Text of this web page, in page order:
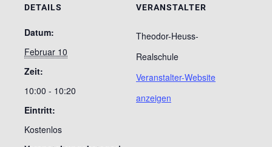
DETAILS
Datum:
Februar 10
Zeit:
10:00 - 10:20
Eintritt:
Kostenlos
VERANSTALTER
Theodor-Heuss-
Realschule
Veranstalter-Website
anzeigen